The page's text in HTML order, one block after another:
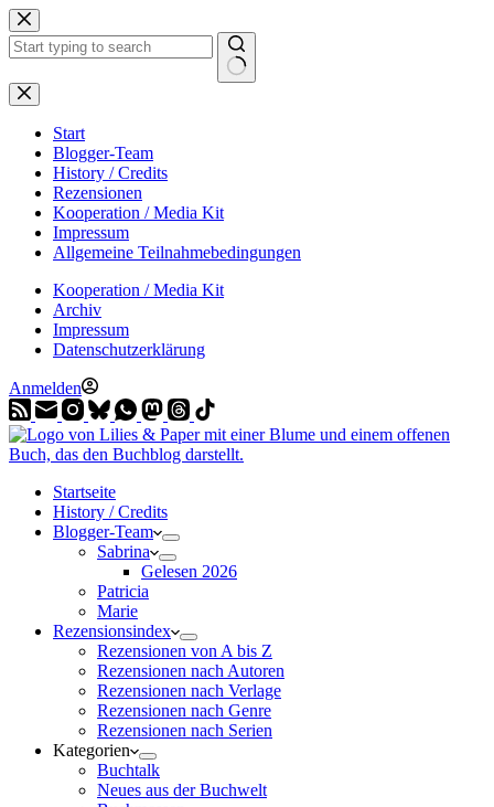
Zum
Inhalt
springen
Start
Blogger-Team
History / Credits
Rezensionen
Kooperation / Media Kit
Impressum
Allgemeine Teilnahmebedingungen
Kooperation / Media Kit
Archiv
Impressum
Datenschutzerklärung
Anmelden
Startseite
History / Credits
Blogger-Team
Sabrina
Gelesen 2026
Patricia
Marie
Rezensionsindex
Rezensionen von A bis Z
Rezensionen nach Autoren
Rezensionen nach Verlage
Rezensionen nach Genre
Rezensionen nach Serien
Kategorien
Buchtalk
Neues aus der Buchwelt